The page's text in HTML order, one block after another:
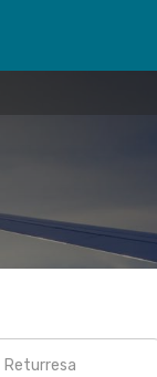
Returresa